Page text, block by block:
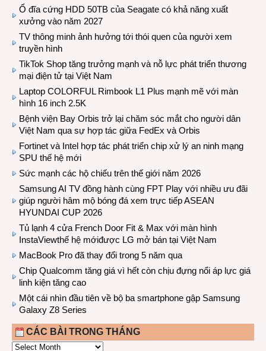
Ổ đĩa cứng HDD 50TB của Seagate có khả năng xuất
xưởng vào năm 2027
TV thông minh ảnh hưởng tới thói quen của người xem
truyền hình
TikTok Shop tăng trưởng mạnh và nỗ lực phát triển thương
mại điện tử tại Việt Nam
Laptop COLORFUL Rimbook L1 Plus mạnh mẽ với màn
hình 16 inch 2.5K
Bệnh viện Bay Orbis trở lại chăm sóc mắt cho người dân
Việt Nam qua sự hợp tác giữa FedEx và Orbis
Fortinet và Intel hợp tác phát triển chip xử lý an ninh mạng
SPU thế hệ mới
Sức mạnh các hộ chiếu trên thế giới năm 2026
Samsung AI TV đồng hành cùng FPT Play với nhiều ưu đãi
giúp người hâm mộ bóng đá xem trực tiếp ASEAN
HYUNDAI CUP 2026
Tủ lạnh 4 cửa French Door Fit & Max với màn hình
InstaViewthế hệ mớiđược LG mở bán tại Việt Nam
MacBook Pro đã thay đổi trong 5 năm qua
Chip Qualcomm tăng giá vì hết còn chịu đựng nổi áp lực giá
linh kiện tăng cao
Một cái nhìn đầu tiên về bộ ba smartphone gập Samsung
Galaxy Z8 Series
CÁC BÀI TRONG THÁNG
CÁC